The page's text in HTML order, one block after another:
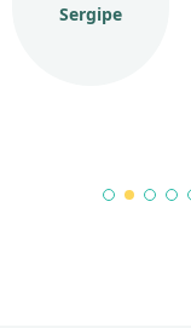
Sergipe
3 4 5 6